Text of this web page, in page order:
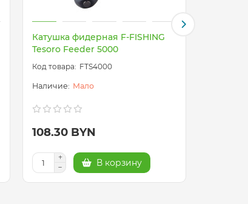
Катушка фидерная F-FISHING
Tesoro Feeder 5000
FTS4000
Мало
108.30 BYN
В корзину